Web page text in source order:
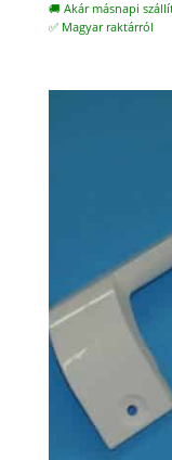
🚚 Akár másnapi
✅ Magyar raktárról